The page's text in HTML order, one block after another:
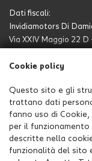
Dati fiscali:
Invidiamotors Di
Via XXIV Maggio 22 D
Registro delle imprese:
Cookie policy
Questo sito e gli
trattano dati
fanno uso di
per il funzionamento
descritte nella
funzionalità del sito